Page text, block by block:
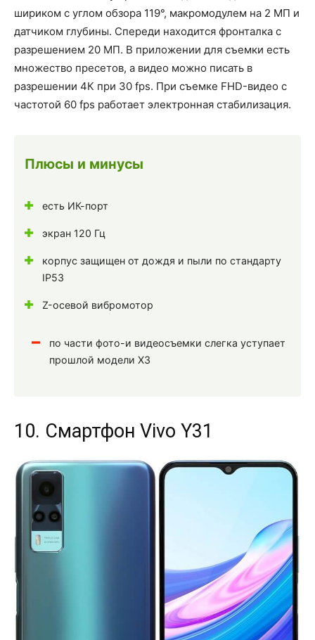
шириком с углом обзора 119°, макромодулем на 2 МП и
датчиком глубины. Спереди находится фронталка с
разрешением 20 МП. В приложении для съемки есть
множество пресетов, а видео можно писать в
разрешении 4К при 30 fps. При съемке FHD-видео с
частотой 60 fps работает электронная стабилизация.
Плюсы и минусы
есть ИК-порт
экран 120 Гц
корпус защищен от дождя и пыли по стандарту
IP53
Z-осевой вибромотор
по части фото-и видеосъемки слегка уступает
прошлой модели X3
10. Смартфон Vivo Y31